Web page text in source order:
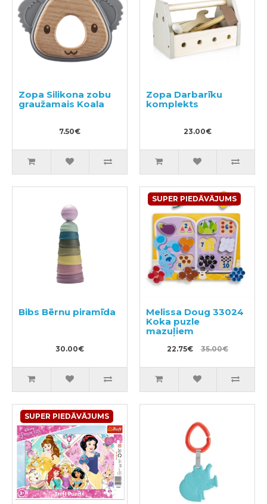
Zopa Silikona zobu
graužamais Koala
7.50€
Zopa Darbarīku
komplekts
23.00€
Bibs Bērnu piramīda
30.00€
SUPER PIEDĀVĀJUMS
Melissa Doug 33024
Koka puzle
mazuļiem
22.75€ 35.00€
SUPER PIEDĀVĀJUMS